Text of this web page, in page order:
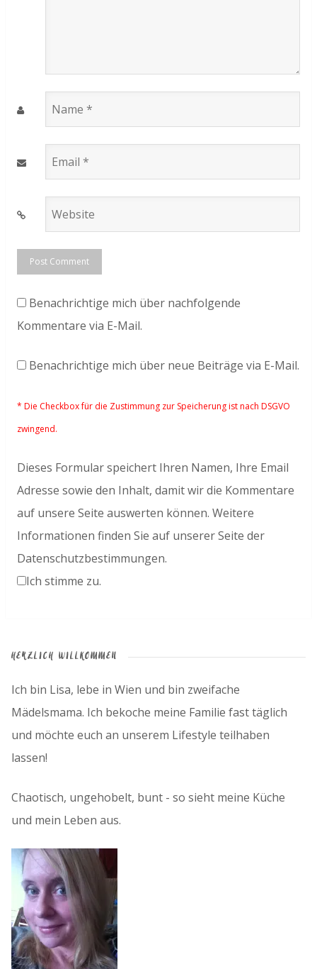
Name
Email
Website
Benachrichtige mich über nachfolgende
Kommentare via E-Mail.
Benachrichtige mich über neue Beiträge via E-Mail.
* Die Checkbox für die Zustimmung zur Speicherung ist nach DSGVO
zwingend.
Dieses Formular speichert Ihren Namen, Ihre Email
Adresse sowie den Inhalt, damit wir die Kommentare
auf unsere Seite auswerten können. Weitere
Informationen finden Sie auf unserer Seite der
Datenschutzbestimmungen.
Ich stimme zu.
HERZLICH WILLKOMMEN
Ich bin Lisa, lebe in Wien und bin zweifache
Mädelsmama. Ich bekoche meine Familie fast täglich
und möchte euch an unserem Lifestyle teilhaben
lassen!
Chaotisch, ungehobelt, bunt - so sieht meine Küche
und mein Leben aus.